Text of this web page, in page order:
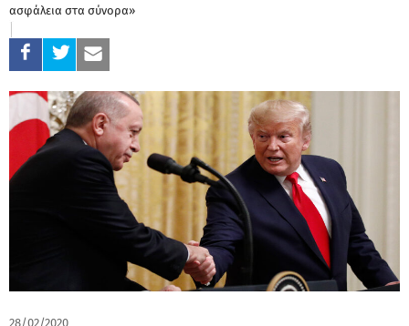
ασφάλεια στα σύνορα»
28/02/2020